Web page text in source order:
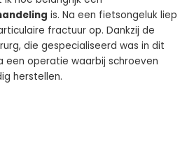
is. Na een fietsongeluk liep
fractuur op. Dankzij de
die gespecialiseerd was in dit
een operatie waarbij schroeven
herstellen.